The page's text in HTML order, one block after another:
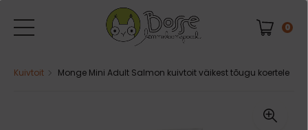
0
Kuivtoit Monge Mini Adult Salmon kuivtoit väikest tõugu koertele